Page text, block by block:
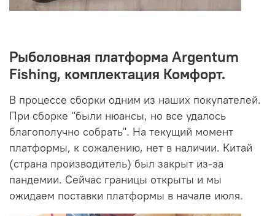
Рыболовная платформа Argentum
Fishing, комплектация Комфорт.
В процессе сборки одним из наших покупателей.
При сборке "были нюансы, но все удалось
благополучно собрать". На текущий момент
платформы, к сожалению, нет в наличии. Китай
(страна производитель) был закрыт из-за
пандемии. Сейчас границы открыты и мы
ожидаем поставки платформы в начале июля.